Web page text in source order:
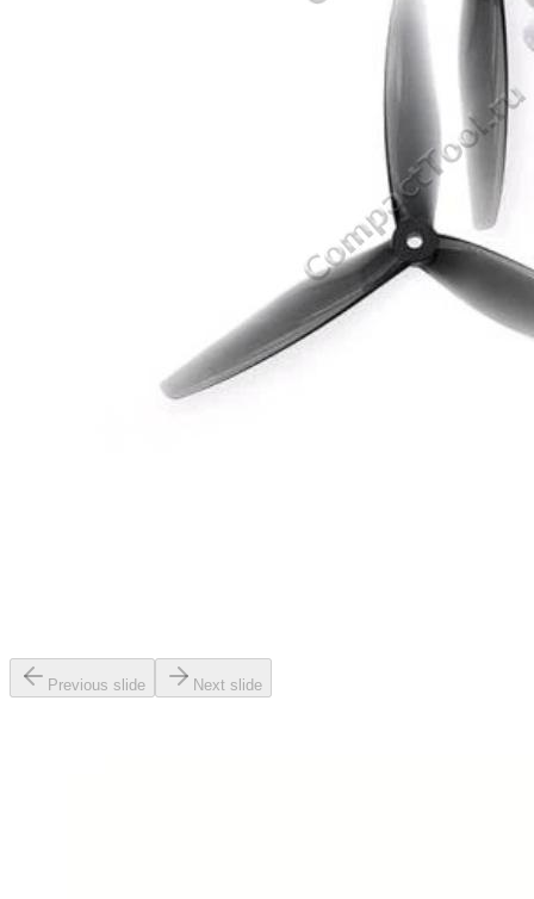
Previous slide Next slide